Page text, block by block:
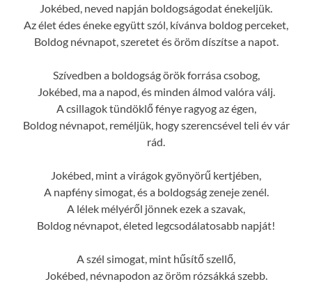
Jokébed, neved napján boldogságodat énekeljük.
Az élet édes éneke együtt szól, kívánva boldog perceket,
Boldog névnapot, szeretet és öröm díszítse a napot.
Szívedben a boldogság örök forrása csobog,
Jokébed, ma a napod, és minden álmod valóra válj.
A csillagok tündöklő fénye ragyog az égen,
Boldog névnapot, reméljük, hogy szerencsével teli év vár
rád.
Jokébed, mint a virágok gyönyörű kertjében,
A napfény simogat, és a boldogság zeneje zenél.
A lélek mélyéről jönnek ezek a szavak,
Boldog névnapot, életed legcsodálatosabb napját!
A szél simogat, mint hűsítő szellő,
Jokébed, névnapodon az öröm rózsákká szebb.